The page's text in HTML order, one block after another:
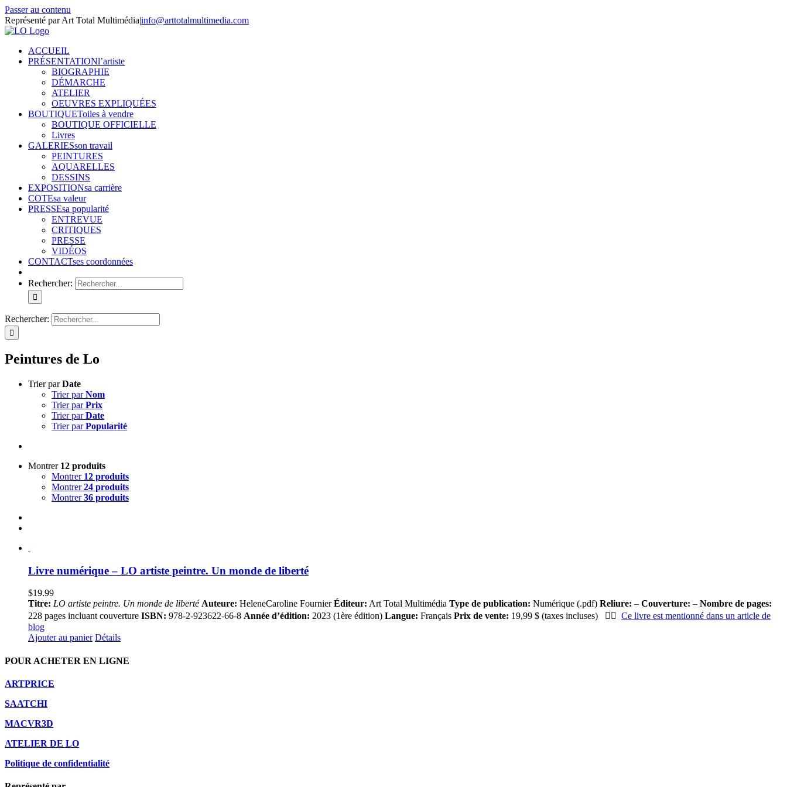
Passer au contenu
Représenté par Art Total Multimédia|info@arttotalmultimedia.com
ACCUEIL
PRÉSENTATIONl’artiste
BIOGRAPHIE
DÉMARCHE
ATELIER
OEUVRES EXPLIQUÉES
BOUTIQUEToiles à vendre
BOUTIQUE OFFICIELLE
Livres
GALERIESson travail
PEINTURES
AQUARELLES
DESSINS
EXPOSITIONsa carrière
COTEsa valeur
PRESSEsa popularité
ENTREVUE
CRITIQUES
PRESSE
VIDÉOS
CONTACTses coordonnées
Rechercher:
Rechercher:
Peintures de Lo
Trier parDate
Trier parNom
Trier parPrix
Trier parDate
Trier parPopularité
Montrer 12 produits
Montrer 12 produits
Montrer24 produits
Montrer36 produits
Livre numérique – LO artiste peintre. Un monde de liberté
$19.99
Titre: LO artiste peintre. Un monde de liberté Auteure: HeleneCaroline FournierÉditeur: Art Total Multimédia Type de publication: Numérique (.pdf) Reliure: – Couverture: – Nombre de pages:
228 pages incluant couverture ISBN: 978-2-923622-66-8 Année d’édition: 2023 (1ère édition) Langue: Français Prix de vente: 19,99 $ (taxes incluses) 👍🏻 Ce livre est mentionné dans un article de
blog
Ajouter au panier Détails
POUR ACHETER EN LIGNE
ARTPRICE
SAATCHI
MACVR3D
ATELIER DE LO
Politique de confidentialité